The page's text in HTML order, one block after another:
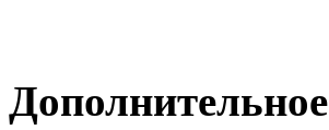
Дополнительное